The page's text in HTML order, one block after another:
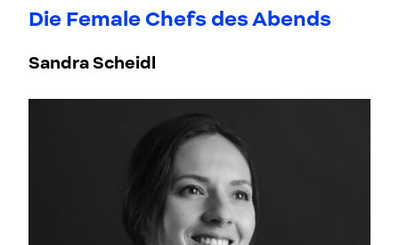
Die Female Chefs des Abends
Sandra Scheidl